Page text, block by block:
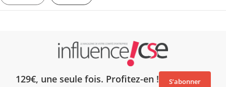
129€, une seule fois. Profitez-en ! S’abonner